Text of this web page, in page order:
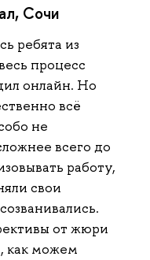
Сочи
ребята из
процесс
онлайн. Но
всё
не
всего до
работу,
свои
от жюри
как можем